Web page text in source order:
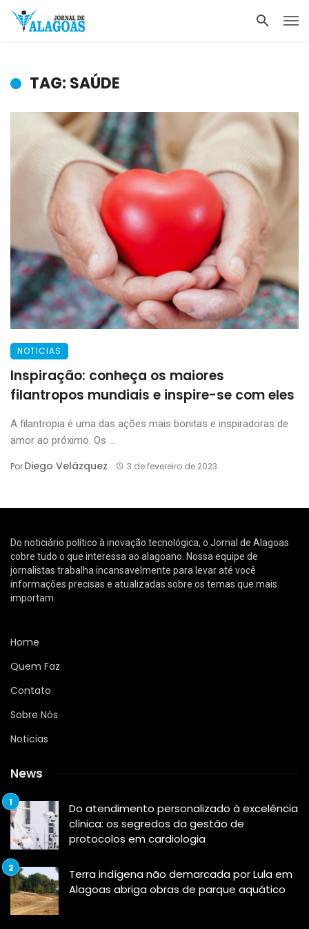
TAG: SAÚDE
NOTICIAS
Inspiração: conheça os maiores
filantropos mundiais e inspire-se com eles
A filantropia é uma das ações mais bonitas e inspiradoras de
amor ao próximo. Os ...
PorDiego Velázquez 3 de fevereiro de 2023
Do noticiário político à inovação tecnológica, o Jornal de Alagoas
cobre tudo o que interessa ao alagoano. Nossa equipe de
jornalistas trabalha incansavelmente para levar até você
informações precisas e atualizadas sobre os temas que mais
importam.
Home
Quem Faz
Contato
Sobre Nós
Noticias
News
Do atendimento personalizado à excelência
clínica: os segredos da gestão de
protocolos em cardiologia
Terra indígena não demarcada por Lula em
Alagoas abriga obras de parque aquático